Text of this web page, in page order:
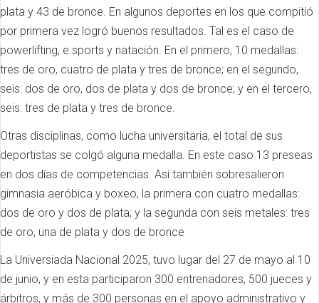
plata y 43 de bronce. En algunos deportes en los que compitió
por primera vez logró buenos resultados. Tal es el caso de
powerlifting, e.sports y natación. En el primero, 10 medallas:
tres de oro, cuatro de plata y tres de bronce; en el segundo,
seis: dos de oro, dos de plata y dos de bronce; y en el tercero,
seis: tres de plata y tres de bronce.
Otras disciplinas, como lucha universitaria, el total de sus
deportistas se colgó alguna medalla. En este caso 13 preseas
en dos días de competencias. Así también sobresalieron
gimnasia aeróbica y boxeo, la primera con cuatro medallas:
dos de oro y dos de plata; y la segunda con seis metales: tres
de oro, una de plata y dos de bronce
La Universiada Nacional 2025, tuvo lugar del 27 de mayo al 10
de junio, y en esta participaron 300 entrenadores, 500 jueces y
árbitros, y más de 300 personas en el apoyo administrativo y